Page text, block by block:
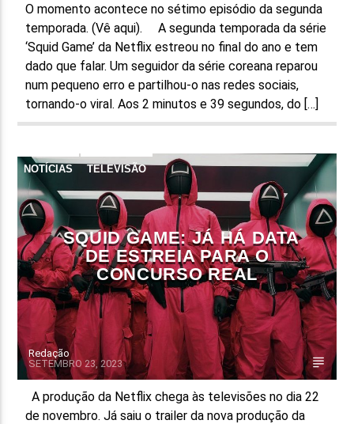
O momento acontece no sétimo episódio da segunda
temporada. (Vê aqui). A segunda temporada da série
‘Squid Game’ da Netflix estreou no final do ano e tem
dado que falar. Um seguidor da série coreana reparou
num pequeno erro e partilhou-o nas redes sociais,
tornando-o viral. Aos 2 minutos e 39 segundos, do […]
NOTÍCIAS TELEVISÃO
SQUID GAME: JÁ HÁ DATA
DE ESTREIA PARA O
CONCURSO REAL
Redação
SETEMBRO 23, 2023
A produção da Netflix chega às televisões no dia 22
de novembro. Já saiu o trailer da nova produção da